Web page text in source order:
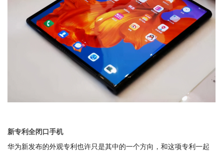
新专利全闭口手机
华为新发布的外观专利也许只是其中的一个方向，和这项专利一起